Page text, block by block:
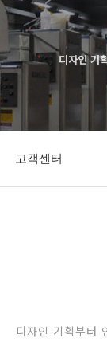
디자인 기
고객센터
디자인 기획부터